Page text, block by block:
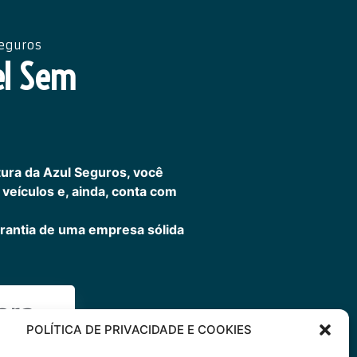
POLÍTICA DE PRIVACIDADE E COOKIES
Sem
da Azul Seguros, você
e, ainda, conta com
de uma empresa sólida